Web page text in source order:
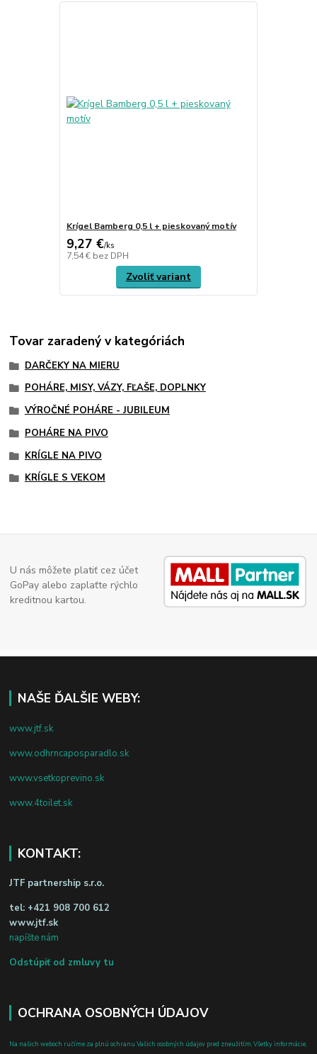
Krígel Bamberg 0,5 l + pieskovaný motív
9,27 €/ks
7,54 € bez DPH
Zvoliť variant
Tovar zaradený v kategóriách
DARČEKY NA MIERU
POHÁRE, MISY, VÁZY, FĽAŠE, DOPLNKY
VÝROČNÉ POHÁRE - JUBILEUM
POHÁRE NA PIVO
KRÍGLE NA PIVO
KRÍGLE S VEKOM
U nás môžete platiť cez účet
GoPay alebo zaplaťte rýchlo
kreditnou kartou.
NAŠE ĎALŠIE WEBY:
www.jtf.sk
www.odhrncaposparadlo.sk
www.vsetkoprevino.sk
www.4toilet.sk
KONTAKT:
JTF partnership s.r.o.
tel: +421 908 700 612
www.jtf.sk
napíšte nám
Odstúpiť od zmluvy tu
OCHRANA OSOBNÝCH ÚDAJOV
Na našich weboch ručíme za plnú ochranu Vašich osobných údajov pred zneužitím. Všetky informácie,